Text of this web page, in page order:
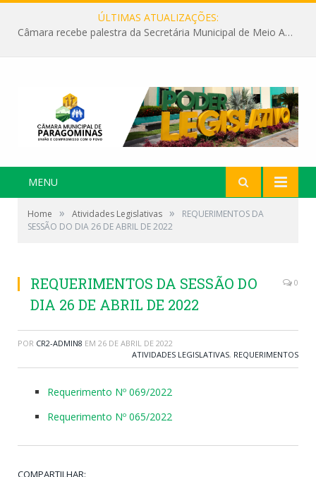
ÚLTIMAS ATUALIZAÇÕES:
Câmara recebe palestra da Secretária Municipal de Meio Ambiente sobre as ações da “SEMANA DO MEIO AMBIENTE”
MENU
Home » Atividades Legislativas »
REQUERIMENTOS DA
SESSÃO DO DIA 26 DE ABRIL DE 2022
REQUERIMENTOS DA SESSÃO DO
DIA 26 DE ABRIL DE 2022
0
POR CR2-ADMIN8 EM 26 DE ABRIL DE 2022
ATIVIDADES LEGISLATIVAS, REQUERIMENTOS
Requerimento Nº 069/2022
Requerimento Nº 065/2022
COMPARTILHAR: